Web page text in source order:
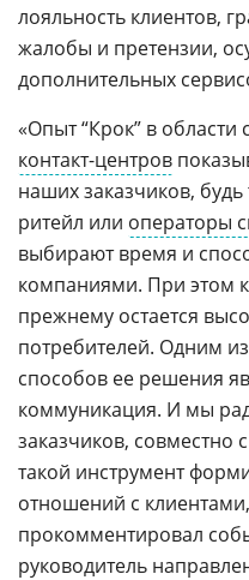
лояльность клиентов,
жалобы и претензии,
дополнительных
«Опыт “Крок” в
контакт-центров
наших заказчиков, будь
ритейл или операторы
выбирают время и
компаниями. При этом
прежнему остается
потребителей. Одним
способов ее решения
коммуникация. И мы
заказчиков, совместно
такой инструмент
отношений с
прокомментировал
руководитель